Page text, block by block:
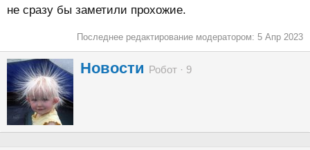
не сразу бы заметили прохожие.
Последнее редактирование модератором: 5 Апр 2023
А
р
Новости Робот · 9